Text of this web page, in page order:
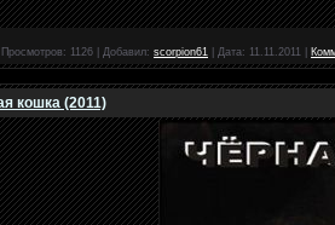
Просмотров: 1126 Добавил: scorpion61 Дата: 11.11.2011
кошка (2011)